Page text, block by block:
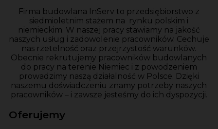
Firma budowlana InServ to przedsiębiorstwo z
siedmioletnim stażem na rynku polskim i
niemieckim. W naszej pracy stawiamy na jakość
naszych usług i zadowolenie pracowników. Cechuje
nas rzetelność oraz przejrzystość warunków.
Obecnie rekrutujemy pracowników budowlanych
do pracy na terenie Niemiec i z powodzeniem
prowadzimy naszą działalność w Polsce. Dzięki
naszemu doświadczeniu znamy potrzeby naszych
pracowników – i zawsze jesteśmy do ich dyspozycji.
Oferujemy